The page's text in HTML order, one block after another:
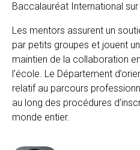
Baccalauréat International
Les mentors assurent un
par petits groupes et jouent
maintien de la collaboration
l’école. Le Département
relatif au parcours
au long des procédures
monde entier.